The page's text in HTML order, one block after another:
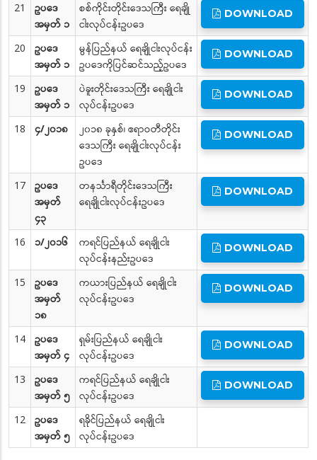
21
ဥပဒေ
အမှတ် ၁
စစ်ကိုင်းတိုင်းဒေသကြီး ရေချို
ငါးလုပ်ငန်းဥပဒေ
DOWNLOAD
20
ဥပဒေ
အမှတ် ၁
မွန်ပြည်နယ် ရေချိုငါးလုပ်ငန်း
ဥပဒေကိုပြင်ဆင်သည့်ဥပဒေ
DOWNLOAD
19
ဥပဒေ
အမှတ် ၁
ပဲခူးတိုင်းဒေသကြီး ရေချိုငါး
လုပ်ငန်းဥပဒေ
DOWNLOAD
18 ၄/၂၀၁၈
၂၀၁၈ ခုနှစ်၊ ဧရာဝတီတိုင်း
ဒေသကြီး ရေချိုငါးလုပ်ငန်း
ဥပဒေ
DOWNLOAD
17
ဥပဒေ
အမှတ်
၄၃
တနင်္သာရီတိုင်းဒေသကြီး
ရေချိုငါးလုပ်ငန်းဥပဒေ
DOWNLOAD
16 ၁/၂၀၁၆
ကရင်ပြည်နယ် ရေချိုငါး
လုပ်ငန်းနည်းဥပဒေ
DOWNLOAD
15
ဥပဒေ
အမှတ်
၁၈
ကယားပြည်နယ် ရေချိုငါး
လုပ်ငန်းဥပဒေ
DOWNLOAD
14
ဥပဒေ
အမှတ် ၄
ရှမ်းပြည်နယ် ရေချိုငါး
လုပ်ငန်းဥပဒေ
DOWNLOAD
13
ဥပဒေ
အမှတ် ၅
ကရင်ပြည်နယ် ရေချိုငါး
လုပ်ငန်းဥပဒေ
DOWNLOAD
12
ဥပဒေ
အမှတ် ၅
ရခိုင်ပြည်နယ် ရေချိုငါး
လုပ်ငန်းဥပဒေ